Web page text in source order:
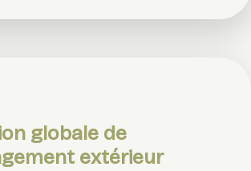
globale de
extérieur